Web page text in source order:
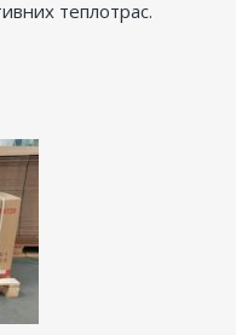
теплотрас.